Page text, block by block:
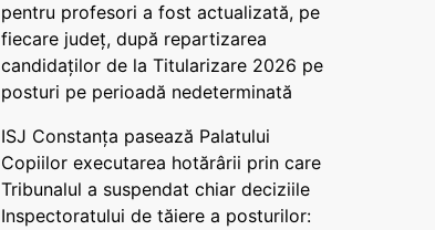
pentru profesori a fost actualizată, pe
fiecare județ, după repartizarea
candidaților de la Titularizare 2026 pe
posturi pe perioadă nedeterminată
ISJ Constanța pasează Palatului
Copiilor executarea hotărârii prin care
Tribunalul a suspendat chiar deciziile
Inspectoratului de tăiere a posturilor: